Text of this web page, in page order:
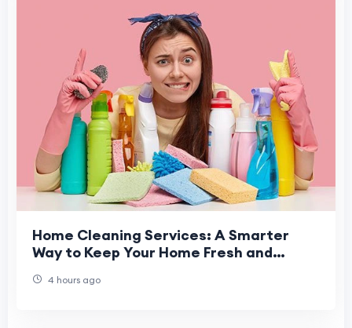
Home Cleaning Services: A Smarter
Way to Keep Your Home Fresh and
4 hours ago